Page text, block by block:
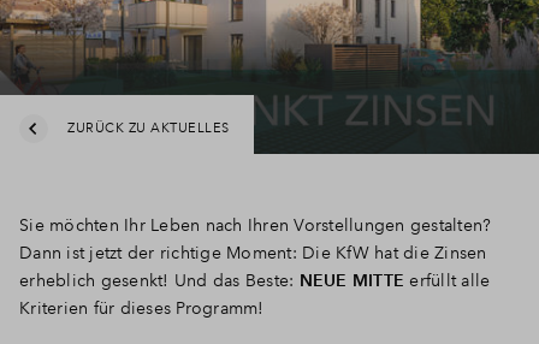
ZURÜCK ZU AKTUELLES
Sie möchten Ihr Leben nach Ihren Vorstellungen gestalten?
Dann ist jetzt der richtige Moment: Die KfW hat die Zinsen
erheblich gesenkt! Und das Beste: NEUE MITTEerfüllt alle
Kriterien für dieses Programm!